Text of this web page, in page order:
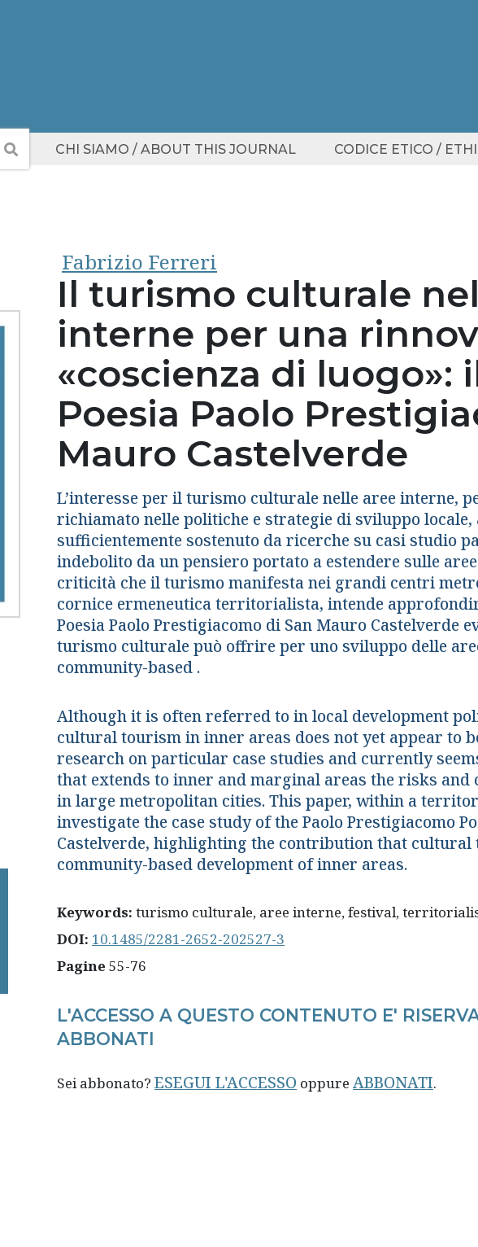
Cerca CHI SIAMO / ABOUT THIS JOURNAL CODICE ETICO /
Fabrizio Ferreri
Il turismo culturale
interne per una
«coscienza di luogo»:
Poesia Paolo
Mauro Castelverde
L’interesse per il turismo culturale nelle aree interne,
richiamato nelle politiche e strategie di sviluppo locale,
sufficientemente sostenuto da ricerche su casi studio
indebolito da un pensiero portato a estendere sulle
criticità che il turismo manifesta nei grandi centri
cornice ermeneutica territorialista, intende
Poesia Paolo Prestigiacomo di San Mauro Castelverde
turismo culturale può offrire per uno sviluppo delle
community-based .
Although it is often referred to in local development
cultural tourism in inner areas does not yet appear to
research on particular case studies and currently
that extends to inner and marginal areas the risks
in large metropolitan cities. This paper, within a
investigate the case study of the Paolo Prestigiacomo
Castelverde, highlighting the contribution that
community-based development of inner areas.
Keywords: turismo culturale, aree interne, festival,
DOI: 10.1485/2281-2652-202527-3
Pagine 55-76
L'ACCESSO A QUESTO CONTENUTO E'
ABBONATI
Sei abbonato? ESEGUI L'ACCESSO oppure ABBONATI.